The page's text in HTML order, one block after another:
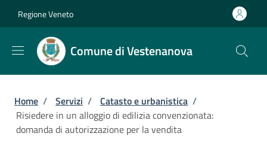
Regione Veneto
Comune di Vestenanova
Briciole di pane
Home / Servizi / Catasto e urbanistica /
Risiedere in un alloggio di edilizia convenzionata:
domanda di autorizzazione per la vendita